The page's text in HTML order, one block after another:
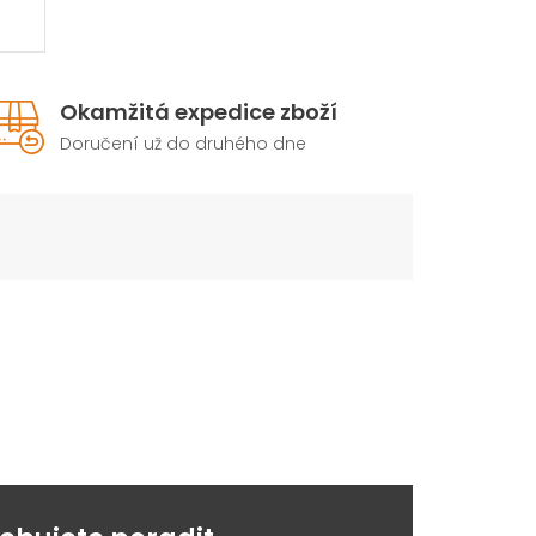
Okamžitá expedice zboží
Doručení už do druhého dne